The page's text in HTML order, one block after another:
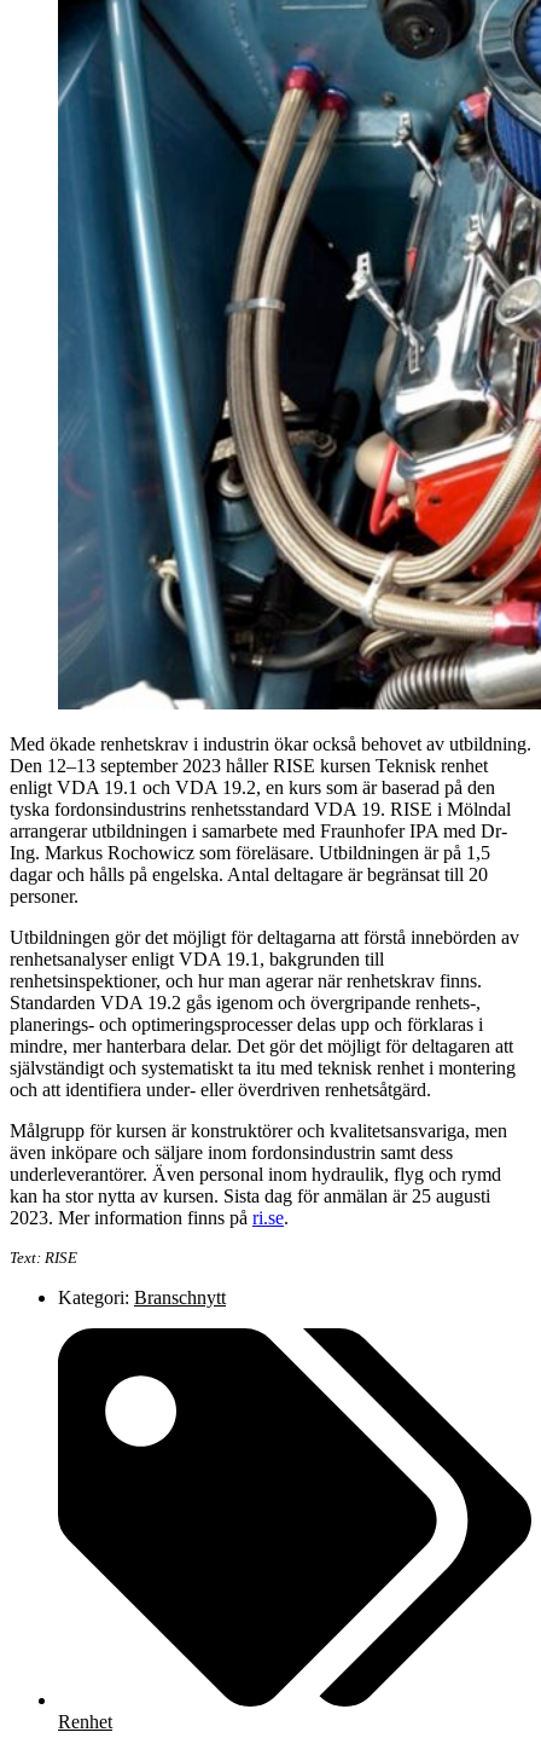
Med ökade renhetskrav i industrin ökar också behovet av utbildning.
Den 12–13 september 2023 håller RISE kursen Teknisk renhet
enligt VDA 19.1 och VDA 19.2, en kurs som är baserad på den
tyska fordonsindustrins renhetsstandard VDA 19. RISE i Mölndal
arrangerar utbildningen i samarbete med Fraunhofer IPA med Dr-
Ing. Markus Rochowicz som föreläsare. Utbildningen är på 1,5
dagar och hålls på engelska. Antal deltagare är begränsat till 20
personer.
Utbildningen gör det möjligt för deltagarna att förstå innebörden av
renhetsanalyser enligt VDA 19.1, bakgrunden till
renhetsinspektioner, och hur man agerar när renhetskrav finns.
Standarden VDA 19.2 gås igenom och övergripande renhets-,
planerings- och optimeringsprocesser delas upp och förklaras i
mindre, mer hanterbara delar. Det gör det möjligt för deltagaren att
självständigt och systematiskt ta itu med teknisk renhet i montering
och att identifiera under- eller överdriven renhetsåtgärd.
Målgrupp för kursen är konstruktörer och kvalitetsansvariga, men
även inköpare och säljare inom fordonsindustrin samt dess
underleverantörer. Även personal inom hydraulik, flyg och rymd
kan ha stor nytta av kursen. Sista dag för anmälan är 25 augusti
2023. Mer information finns på ri.se.
Text: RISE
Kategori: Branschnytt
Renhet